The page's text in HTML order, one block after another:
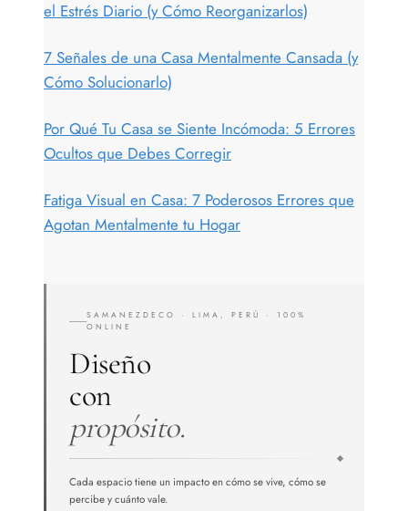
el Estrés Diario (y Cómo Reorganizarlos)
7 Señales de una Casa Mentalmente Cansada (y
Cómo Solucionarlo)
Por Qué Tu Casa se Siente Incómoda: 5 Errores
Ocultos que Debes Corregir
Fatiga Visual en Casa: 7 Poderosos Errores que
Agotan Mentalmente tu Hogar
SAMANEZDECO · LIMA, PERÚ · 100%
ONLINE
Diseño
con
propósito.
Cada espacio tiene un impacto en cómo se vive, cómo se
percibe y cuánto vale.